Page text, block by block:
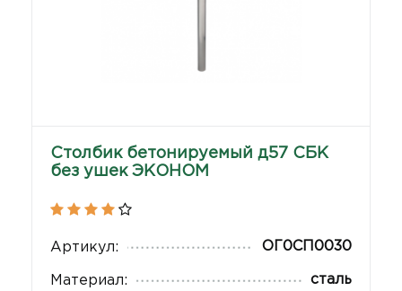
Столбик бетонируемый д57 СБК
без ушек ЭКОНОМ
Артикул: ОГ0СП0030
Материал: сталь